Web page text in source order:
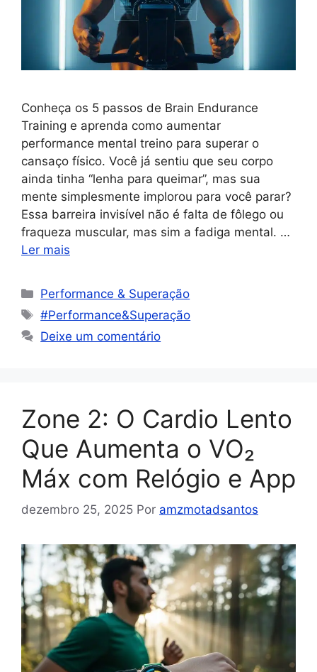
Conheça os 5 passos de Brain Endurance
Training e aprenda como aumentar
performance mental treino para superar o
cansaço físico. Você já sentiu que seu corpo
ainda tinha “lenha para queimar”, mas sua
mente simplesmente implorou para você parar?
Essa barreira invisível não é falta de fôlego ou
fraqueza muscular, mas sim a fadiga mental. …
Ler mais
Performance & Superação
#Performance&Superação
Deixe um comentário
Zone 2: O Cardio Lento
Que Aumenta o VO₂
Máx com Relógio e App
dezembro 25, 2025 Por amzmotadsantos